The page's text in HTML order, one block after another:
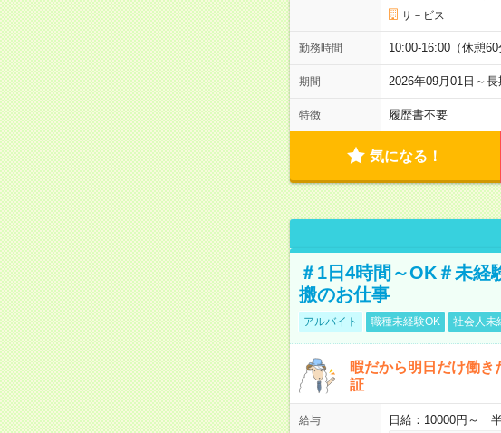
サ－ビス
勤務時間 10:00-16:00（休憩
期間 2026年09月01日
特徴 履歴書不要
気になる！
＃1日4時間～OK＃未経
搬のお仕事
アルバイト 職種未経験OK 社会人未
暇だから明日だけ働
証
給与 日給：10000円～